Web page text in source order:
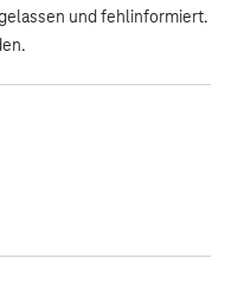
und fehlinformiert.